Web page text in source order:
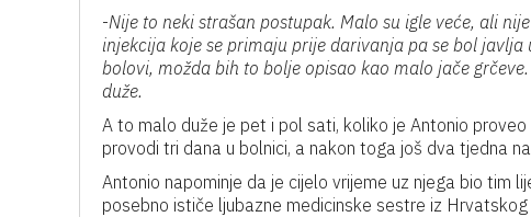
-Nije to neki strašan postupak. Malo su igle veće, ali
injekcija koje se primaju prije darivanja pa se bol
bolovi, možda bih to bolje opisao kao malo jače
duže.
A to malo duže je pet i pol sati, koliko je Antonio
provodi tri dana u bolnici, a nakon toga još dva tjedna
Antonio napominje da je cijelo vrijeme uz njega bio tim
posebno ističe ljubazne medicinske sestre iz